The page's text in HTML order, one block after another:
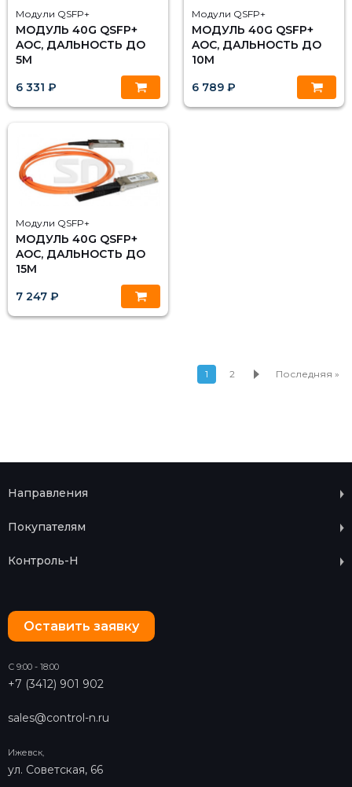
Модули QSFP+
МОДУЛЬ 40G QSFP+
AOC, ДАЛЬНОСТЬ ДО
5М
6 331 ₽
Модули QSFP+
МОДУЛЬ 40G QSFP+
AOC, ДАЛЬНОСТЬ ДО
10М
6 789 ₽
Модули QSFP+
МОДУЛЬ 40G QSFP+
AOC, ДАЛЬНОСТЬ ДО
15М
7 247 ₽
1 2 Последняя »
Оставить заявку
С 9:00 - 18:00
+7 (3412) 901 902
sales@control-n.ru
Ижевск,
ул. Советская, 66
Направления
Покупателям
Контроль-Н